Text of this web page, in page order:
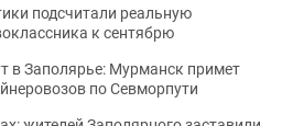
подсчитали реальную
к сентябрю
в Заполярье: Мурманск примет
по Севморпути